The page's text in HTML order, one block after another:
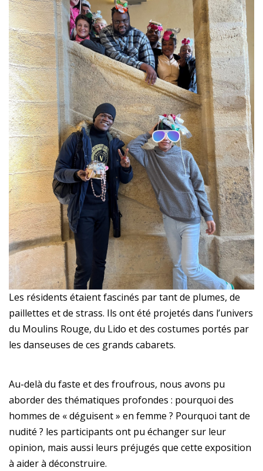
Les résidents étaient fascinés par tant de plumes, de
paillettes et de strass. Ils ont été projetés dans l’univers
du Moulins Rouge, du Lido et des costumes portés par
les danseuses de ces grands cabarets.
Au-delà du faste et des froufrous, nous avons pu
aborder des thématiques profondes : pourquoi des
hommes de « déguisent » en femme ? Pourquoi tant de
nudité ? les participants ont pu échanger sur leur
opinion, mais aussi leurs préjugés que cette exposition
à aider à déconstruire.